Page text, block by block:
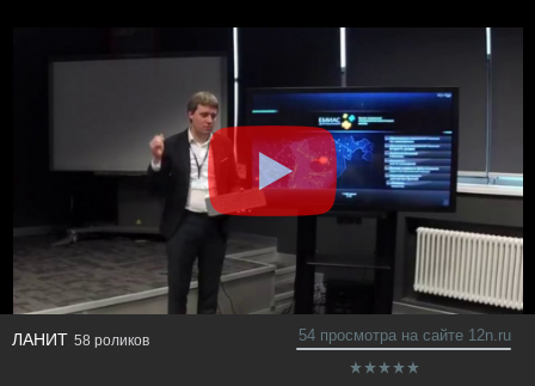
ЛАНИТ 58 роликов 54 просмотра на сайте 12n.ru